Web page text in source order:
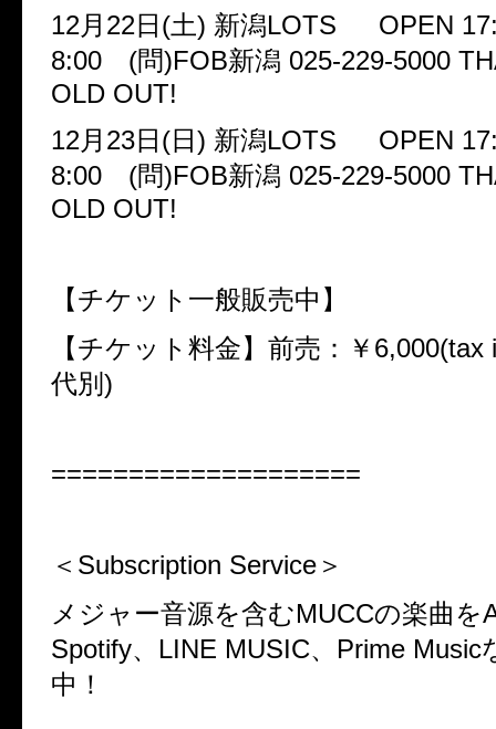
12月 22日 (土) 新潟LOTS
OPEN
8:00
(問)FOB新潟 025-229-5000
OLD OUT!
12月 23日 (日 ) 新潟LOTS
OPEN
8:00
(問)FOB新潟 025-229-5000
OLD OUT!
【チケット一般販売中】
【チケット料金】前売：￥ 6,000(tax
代別 )
====================
＜ Subscription Service ＞
メジャー音源を含むMUCCの楽曲を
Spotify、 LINE MUSIC、 Prime Music
中！